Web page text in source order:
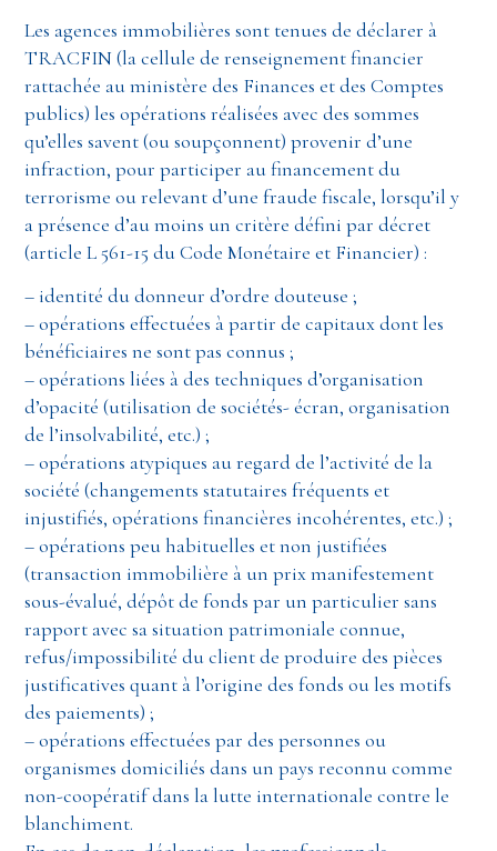
Les agences immobilières sont tenues de déclarer à
TRACFIN (la cellule de renseignement financier
rattachée au ministère des Finances et des Comptes
publics) les opérations réalisées avec des sommes
qu’elles savent (ou soupçonnent) provenir d’une
infraction, pour participer au financement du
terrorisme ou relevant d’une fraude fiscale, lorsqu’il y
a présence d’au moins un critère défini par décret
(article L 561-15 du Code Monétaire et Financier) :
– identité du donneur d’ordre douteuse ;
– opérations effectuées à partir de capitaux dont les
bénéficiaires ne sont pas connus ;
– opérations liées à des techniques d’organisation
d’opacité (utilisation de sociétés- écran, organisation
de l’insolvabilité, etc.) ;
– opérations atypiques au regard de l’activité de la
société (changements statutaires fréquents et
injustifiés, opérations financières incohérentes, etc.) ;
– opérations peu habituelles et non justifiées
(transaction immobilière à un prix manifestement
sous-évalué, dépôt de fonds par un particulier sans
rapport avec sa situation patrimoniale connue,
refus/impossibilité du client de produire des pièces
justificatives quant à l’origine des fonds ou les motifs
des paiements) ;
– opérations effectuées par des personnes ou
organismes domiciliés dans un pays reconnu comme
non-coopératif dans la lutte internationale contre le
blanchiment.